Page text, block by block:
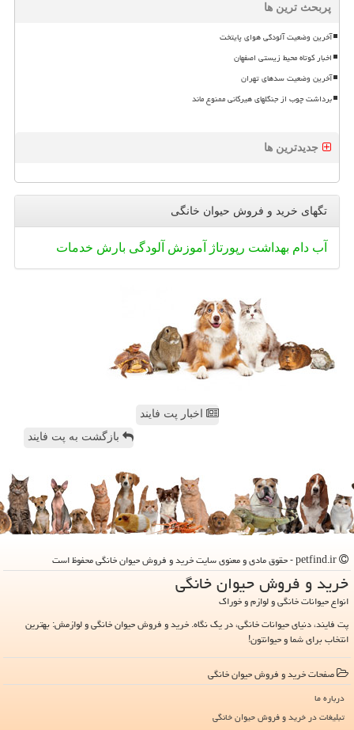
پربحث ترین ها
آخرین وضعیت آلودگی هوای پایتخت
اخبار کوتاه محیط زیستی اصفهان
آخرین وضعیت سدهای تهران
برداشت چوب از جنگلهای هیرکانی ممنوع ماند
جدیدترین ها
تگهای خرید و فروش حیوان خانگی
آب دام بهداشت رپورتاژ آموزش آلودگی بارش خدمات
اخبار پت فایند
بازگشت به پت فایند
خرید و فروش حیوان خانگی
انواع حیوانات خانگی و لوازم و خوراک
پت فایند، دنیای حیوانات خانگی، در یک نگاه. خرید و فروش حیوان خانگی و لوازمش: بهترین
انتخاب برای شما و حیوانتون!
صفحات خرید و فروش حیوان خانگی
درباره ما
تبلیغات در خرید و فروش حیوان خانگی